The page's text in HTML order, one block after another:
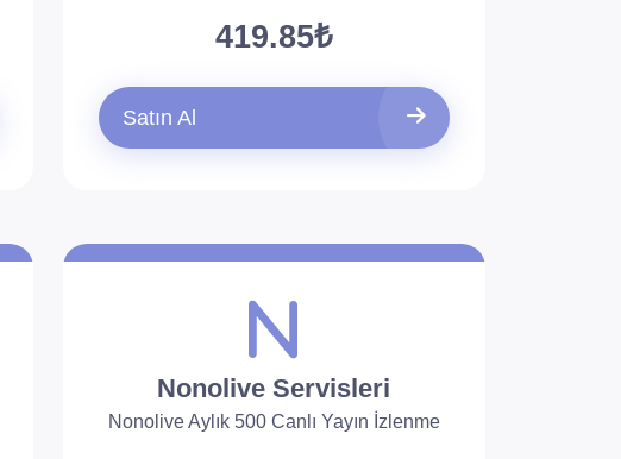
419.85₺
Satın Al
Nonolive Servisleri
Nonolive Aylık 500 Canlı Yayın İzlenme